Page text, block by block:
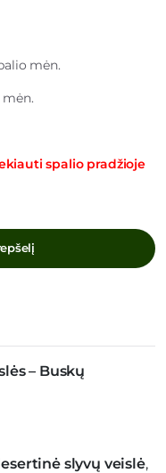
mėn.
spalio pradžioje
– Buskų
slyvų veislė,